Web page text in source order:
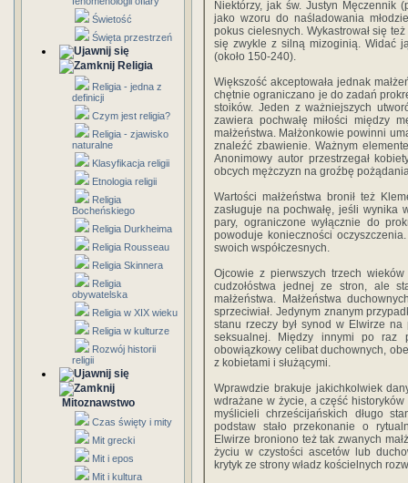
Świetość
Święta przestrzeń
Religia
Religia - jedna z
definicji
Czym jest religia?
Religia - zjawisko
naturalne
Klasyfikacja religii
Etnologia religii
Religia
Bocheńskiego
Religia Durkheima
Religia Rousseau
Religia Skinnera
Religia
obywatelska
Religia w XIX wieku
Religia w kulturze
Rozwój historii
religii
Mitoznawstwo
Czas święty i mity
Mit grecki
Mit i epos
Mit i kultura
Niektórzy, jak św. Justyn Męczennik
jako wzoru do naśladowania
pokus cielesnych. Wykastrował się
się zwykle z silną mizoginią. Widać
(około 150-240).
Większość akceptowała jednak
chętnie ograniczano je do zadań
stoików. Jeden z ważniejszych
zawiera pochwałę miłości między
małżeństwa. Małżonkowie powinni
znaleźć zbawienie. Ważnym
Anonimowy autor przestrzegał
obcych mężczyzn na groźbę
Wartości małżeństwa bronił też
zasługuje na pochwałę, jeśli wynika
pary, ograniczone wyłącznie do
powoduje konieczności
swoich współczesnych.
Ojcowie z pierwszych trzech
cudzołóstwa jednej ze stron, ale
małżeństwa. Małżeństwa
sprzeciwiał. Jedynym znanym
stanu rzeczy był synod w Elwirze
seksualnej. Między innymi po raz
obowiązkowy celibat duchownych,
z kobietami i służącymi.
Wprawdzie brakuje jakichkolwiek
wdrażane w życie, a część
myślicieli chrześcijańskich długo
podstaw stało przekonanie o
Elwirze broniono też tak zwanych
życiu w czystości ascetów lub
krytyk ze strony władz kościelnych